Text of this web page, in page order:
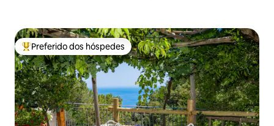
Entre os melhores preferidos dos hóspedes
Preferido dos hóspedes